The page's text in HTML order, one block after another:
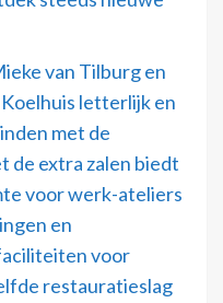
van Tilburg en
letterlijk en
met de
de extra zalen biedt
voor werk-ateliers
en
voor
restauratieslag